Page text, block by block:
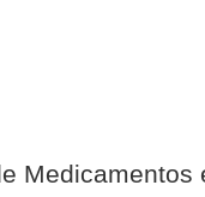
Medicamentos